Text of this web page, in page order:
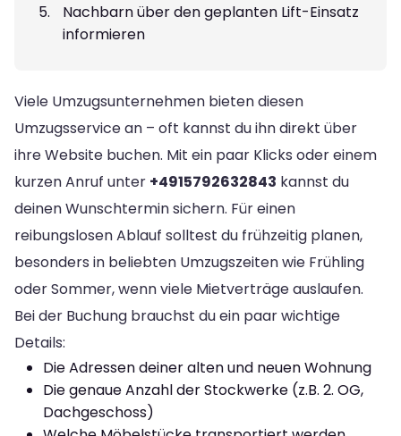
Nachbarn über den geplanten Lift-Einsatz
informieren
Viele Umzugsunternehmen bieten diesen
Umzugsservice an – oft kannst du ihn direkt über
ihre Website buchen. Mit ein paar Klicks oder einem
kurzen Anruf unter +4915792632843 kannst du
deinen Wunschtermin sichern. Für einen
reibungslosen Ablauf solltest du frühzeitig planen,
besonders in beliebten Umzugszeiten wie Frühling
oder Sommer, wenn viele Mietverträge auslaufen.
Bei der Buchung brauchst du ein paar wichtige
Details:
Die Adressen deiner alten und neuen Wohnung
Die genaue Anzahl der Stockwerke (z.B. 2. OG,
Dachgeschoss)